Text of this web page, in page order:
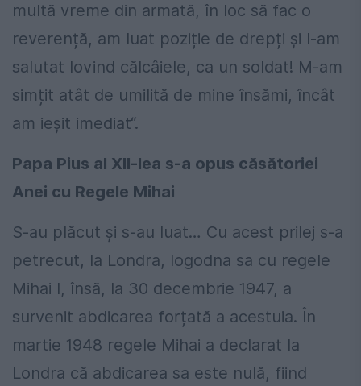
multă vreme din armată, în loc să fac o
reverență, am luat poziție de drepți și l-am
salutat lovind călcâiele, ca un soldat! M-am
simțit atât de umilită de mine însămi, încât
am ieșit imediat“.
Papa Pius al XII-lea s-a opus căsătoriei
Anei cu Regele Mihai
S-au plăcut și s-au luat… Cu acest prilej s-a
petrecut, la Londra, logodna sa cu regele
Mihai I, însă, la 30 decembrie 1947, a
survenit abdicarea forțată a acestuia. În
martie 1948 regele Mihai a declarat la
Londra că abdicarea sa este nulă, fiind